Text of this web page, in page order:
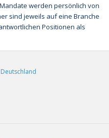
werden persönlich von
sind jeweils auf eine Branche
Positionen als